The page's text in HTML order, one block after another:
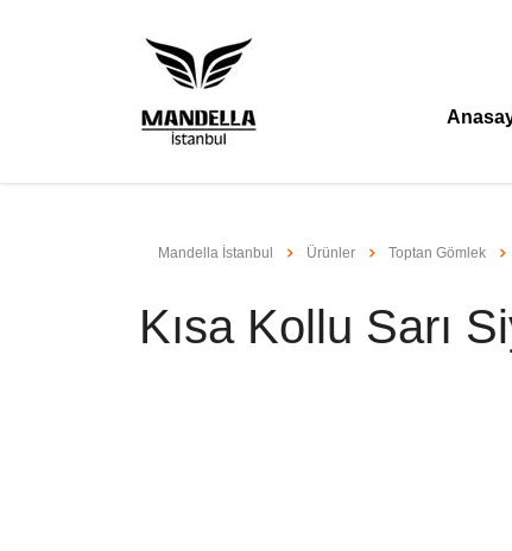
Mandella İstanbul Ürünler Toptan Gömlek
Kısa Kollu Sarı